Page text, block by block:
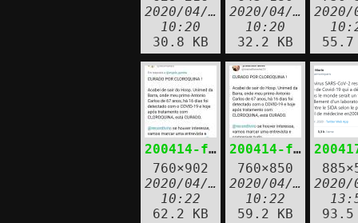
2020/04/14
10:20
30.8 KB
2020/04/14
10:20
32.2 KB
2020/
55.7
200414-fake-chloro-bresil-2.jpg
760×902
2020/04/14
10:22
62.2 KB
200414-fake-chloro-bresil-3.jpg
760×850
2020/04/14
10:22
59.2 KB
2020/
93.5